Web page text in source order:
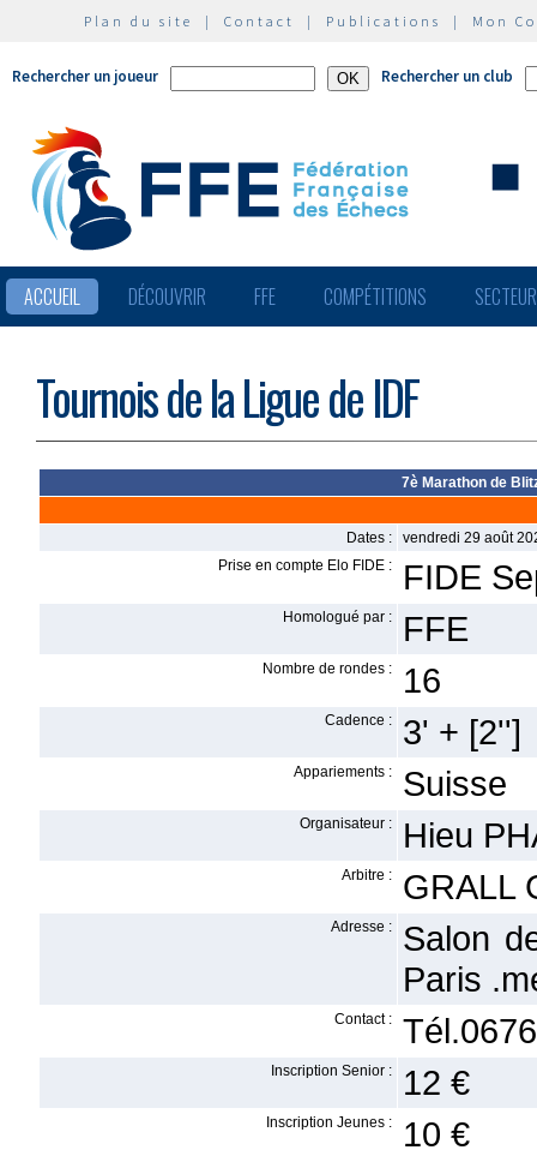
Plan du site | Contact | Publications | Mon
Rechercher un joueur Rechercher un club
ACCUEIL DÉCOUVRIR FFE COMPÉTITIONS
Tournois de la Ligue de IDF
7è Marathon de
Dates :
vendredi 29 août
Prise en compte Elo FIDE :
FIDE
Homologué par : FFE
Nombre de rondes : 16
Cadence : 3' + [2'']
Appariements : Suisse
Organisateur : Hieu
Arbitre : GRALL
Adresse :
Salon
Paris
Contact :
Inscription Senior : 12 €
Inscription Jeunes : 10 €